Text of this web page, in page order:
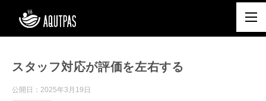
スタッフ対応が評価を左右する
公開日： 2025年3月19日